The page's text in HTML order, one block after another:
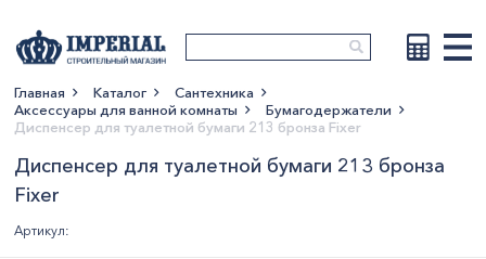
Показать больше
Главная Каталог
Сантехника
Аксессуары для ванной комнаты
Бумагодержатели
Диспенсер для туалетной бумаги 213 бронза Fixer
Диспенсер для туалетной бумаги 213 бронза
Fixer
Артикул: